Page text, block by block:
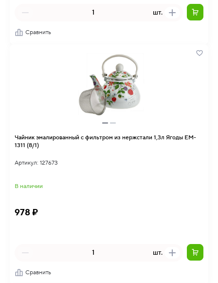
шт.
Сравнить
Чайник эмалированный с фильтром из нержстали 1,3л Ягоды EM-
1311 (8/1)
Артикул: 127673
В наличии
978 ₽
шт.
Сравнить